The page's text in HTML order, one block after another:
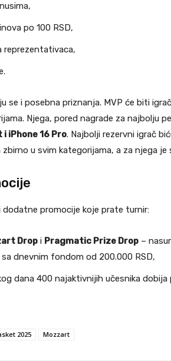
po 100 RSD,
reprezentativaca,
se i posebna priznanja. MVP će biti
Njega, pored nagrade za najbolju
iPhone 16 Pro. Najbolji rezervni igrač
u svim kategorijama, a za njega je
dodatne promocije koje prate turnir:
Drop i Pragmatic Prize Drop –
dnevnim fondom od 200.000 RSD,
dana 400 najaktivnijih učesnika dobija
2025 Mozzart